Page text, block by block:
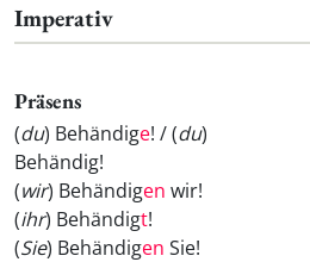
Imperativ
Präsens
(du) Behändige! / (du)
Behändig!
(wir) Behändigen wir!
(ihr) Behändigt!
(Sie) Behändigen Sie!